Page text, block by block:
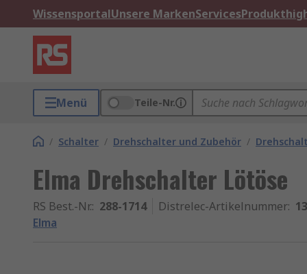
WissensportalUnsere MarkenServices
Menü Teile-Nr.
/ Schalter / Drehschalter und Zubehör /
Elma Drehschalter Lötöse
RS Best.-Nr.: 288-1714 Distrelec-Artikelnummer:
Elma